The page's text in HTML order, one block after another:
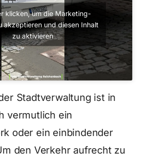
klicken, um die Marketing-
akzeptieren und diesen Inhalt
zu aktivieren
Stadtverwaltung ist in
vermutlich ein
oder ein einbindender
den Verkehr aufrecht zu